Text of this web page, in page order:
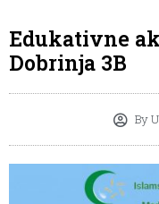
Edukativne
Dobrinja 3B
By